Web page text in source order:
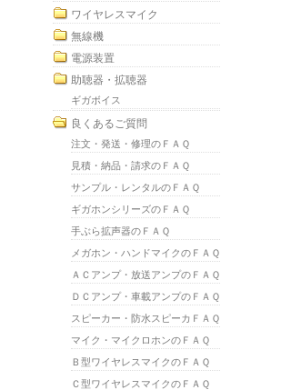
ワイヤレスマイク
無線機
電源装置
助聴器・拡聴器
ギガボイス
良くあるご質問
注文・発送・修理のＦＡＱ
見積・納品・請求のＦＡＱ
サンプル・レンタルのＦＡＱ
ギガホンシリーズのＦＡＱ
手ぶら拡声器のＦＡＱ
メガホン・ハンドマイクのＦＡＱ
ＡＣアンプ・放送アンプのＦＡＱ
ＤＣアンプ・車載アンプのＦＡＱ
スピーカー・防水スピーカＦＡＱ
マイク・マイクロホンのＦＡＱ
Ｂ型ワイヤレスマイクのＦＡＱ
Ｃ型ワイヤレスマイクのＦＡＱ